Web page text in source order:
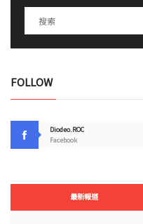
FOLLOW
Diodeo.ROC
Facebook
最新報道